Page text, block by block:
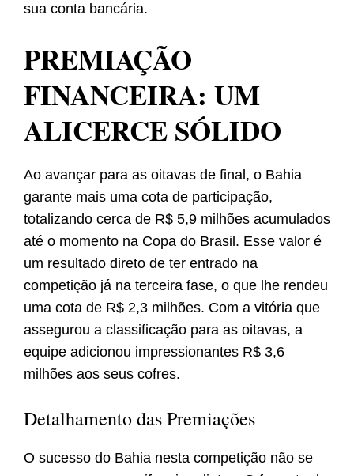
sua conta bancária.
PREMIAÇÃO
FINANCEIRA: UM
ALICERCE SÓLIDO
Ao avançar para as oitavas de final, o Bahia
garante mais uma cota de participação,
totalizando cerca de R$ 5,9 milhões acumulados
até o momento na Copa do Brasil. Esse valor é
um resultado direto de ter entrado na
competição já na terceira fase, o que lhe rendeu
uma cota de R$ 2,3 milhões. Com a vitória que
assegurou a classificação para as oitavas, a
equipe adicionou impressionantes R$ 3,6
milhões aos seus cofres.
Detalhamento das Premiações
O sucesso do Bahia nesta competição não se